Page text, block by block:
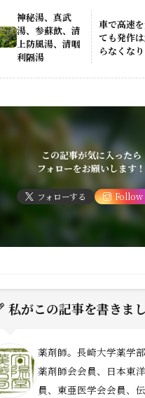
神秘湯、真武
湯、参蘇飲、清
上防風湯、清咽
利隔湯
車で高速
ても発作
らなくなり
この記事が気に入ったら
フォローをお願いします！
フォローする Follow
私がこの記事を書きま
薬剤師。長崎大学薬学
薬剤師会会員、日本東
員、東亜医学会会員、